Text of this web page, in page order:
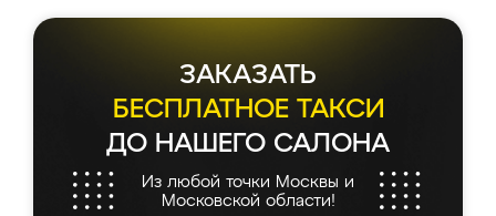
ЗАКАЗАТЬ
БЕСПЛАТНОЕ ТАКСИ
ДО НАШЕГО САЛОНА
Из любой точки Москвы и
Московской области!